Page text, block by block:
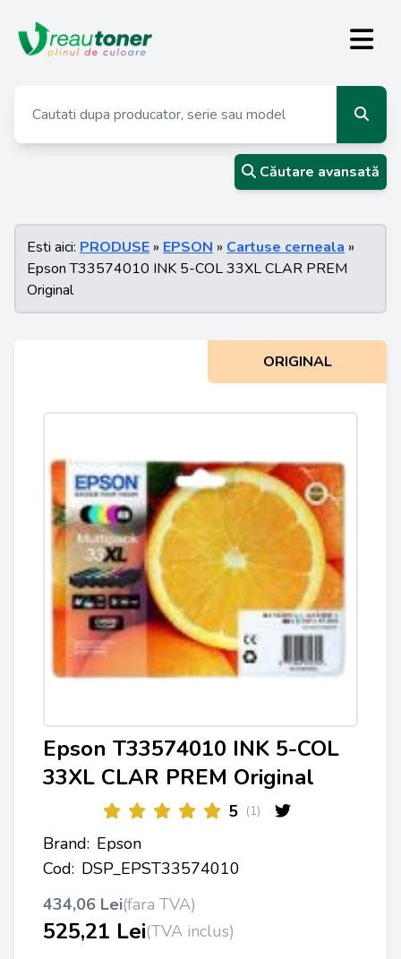
Căutare avansată
Esti aici: PRODUSE » EPSON » Cartuse cerneala »
Epson T33574010 INK 5-COL 33XL CLAR PREM
Original
ORIGINAL
Epson T33574010 INK 5-COL
33XL CLAR PREM Original
5 (1)
Brand: Epson
Cod: DSP_EPST33574010
434,06 Lei(fara TVA)
525,21 Lei(TVA inclus)